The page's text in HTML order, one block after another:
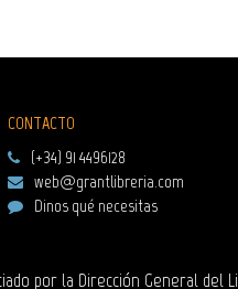
CONTACTO
(+34) 91 4496128
web@grantlibreria.com
Dinos qué necesitas
por la Dirección General del